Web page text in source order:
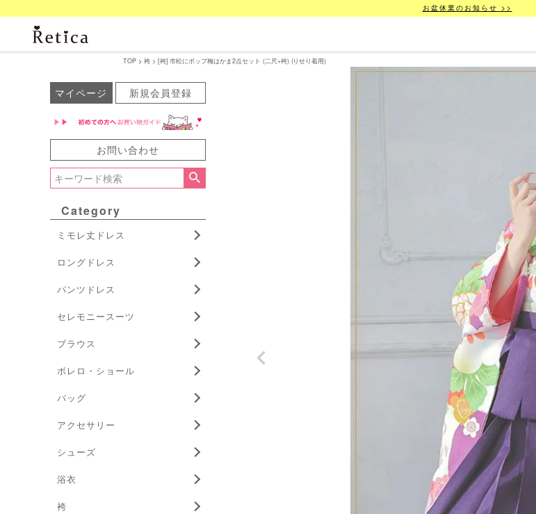
お盆休業のお知らせ >>
TOP 袴 [袴] 市松にポップ梅はかま2点セット (二尺+袴) (りせり着用)
マイページ 新規会員登録
お問い合わせ
Category
ミモレ丈ドレス
ロングドレス
パンツドレス
セレモニースーツ
ブラウス
ボレロ・ショール
バッグ
アクセサリー
シューズ
浴衣
袴